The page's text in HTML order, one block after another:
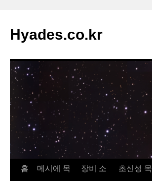
츠
로
너
뛰
기
Hyades.co.kr
홈 메시에 목 장비 소 초신성 목